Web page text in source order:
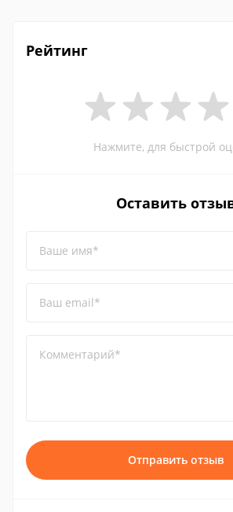
Рейтинг
Нажмите, для быстрой
Оставить
Ваше имя*
Ваш email*
Комментарий*
Отправить отзыв